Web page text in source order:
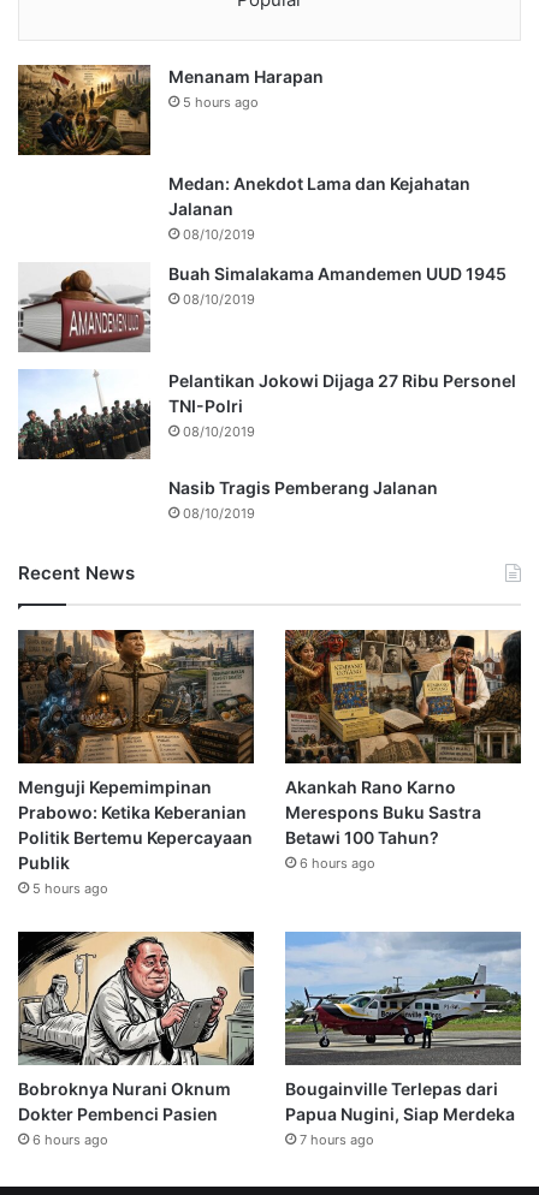
Menanam Harapan
5 hours ago
Medan: Anekdot Lama dan Kejahatan
Jalanan
08/10/2019
Buah Simalakama Amandemen UUD 1945
08/10/2019
Pelantikan Jokowi Dijaga 27 Ribu Personel
TNI-Polri
08/10/2019
Nasib Tragis Pemberang Jalanan
08/10/2019
Recent News
Menguji Kepemimpinan
Prabowo: Ketika Keberanian
Politik Bertemu Kepercayaan
Publik
5 hours ago
Akankah Rano Karno
Merespons Buku Sastra
Betawi 100 Tahun?
6 hours ago
Bobroknya Nurani Oknum
Dokter Pembenci Pasien
6 hours ago
Bougainville Terlepas dari
Papua Nugini, Siap Merdeka
7 hours ago